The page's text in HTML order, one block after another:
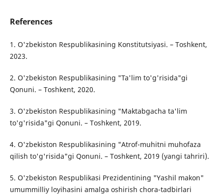
References
1. O'zbekiston Respublikasining Konstitutsiyasi. – Toshkent,
2023.
2. O'zbekiston Respublikasining "Ta'lim to'g'risida"gi
Qonuni. – Toshkent, 2020.
3. O'zbekiston Respublikasining "Maktabgacha ta'lim
to'g'risida"gi Qonuni. – Toshkent, 2019.
4. O'zbekiston Respublikasining "Atrof-muhitni muhofaza
qilish to'g'risida"gi Qonuni. – Toshkent, 2019 (yangi tahriri).
5. O'zbekiston Respublikasi Prezidentining "Yashil makon"
umummilliy loyihasini amalga oshirish chora-tadbirlari